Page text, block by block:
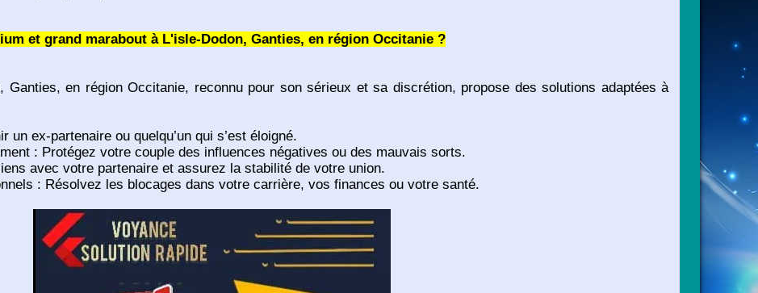
et grand marabout à L'isle-Dodon, Ganties, en région Occitanie ?
Ganties, en région Occitanie, reconnu pour son sérieux et sa discrétion, propose des solutions adaptées à
un ex-partenaire ou quelqu’un qui s’est éloigné.
: Protégez votre couple des influences négatives ou des mauvais sorts.
avec votre partenaire et assurez la stabilité de votre union.
: Résolvez les blocages dans votre carrière, vos finances ou votre santé.